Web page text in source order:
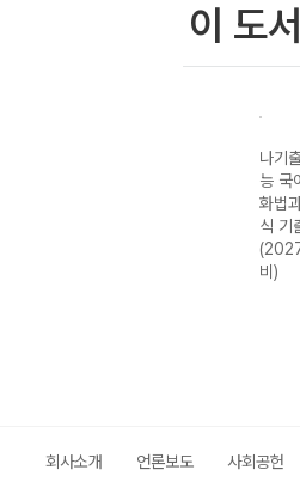
이 도
나기
능 국
화법
식 기
비)
회사소개 언론보도 사회공헌